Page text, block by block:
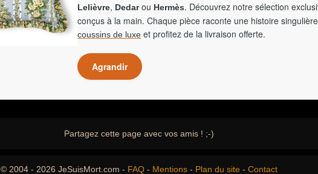
Lelièvre, Dedarou Hermès. Découvrez notre sélection
conçus à la main. Chaque pièce raconte une histoire
coussins de luxe et profitez de la livraison offerte.
Agrandir
Partagez cette page avec vos amis ! ;-)
© 2004 - 2026 JeSuisMort.com - FAQ - Mentions - Plan du site - Contact